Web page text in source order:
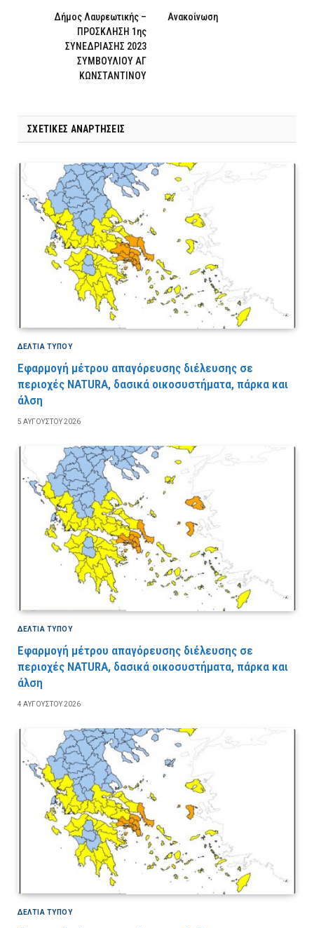
Δήμος Λαυρεωτικής –
ΠΡΟΣΚΛΗΣΗ 1ης
ΣΥΝΕΔΡΙΑΣΗΣ 2023
ΣΥΜΒΟΥΛΙΟΥ ΑΓ
ΚΩΝΣΤΑΝΤΙΝΟΥ
Ανακοίνωση
ΣΧΕΤΙΚΈΣ ΑΝΑΡΤΉΣΕΙΣ
ΔΕΛΤΙΑ ΤΥΠΟΥ
Εφαρμογή μέτρου απαγόρευσης διέλευσης σε
περιοχές NATURA, δασικά οικοσυστήματα, πάρκα και
άλση
5 ΑΥΓΟΎΣΤΟΥ 2026
ΔΕΛΤΙΑ ΤΥΠΟΥ
Εφαρμογή μέτρου απαγόρευσης διέλευσης σε
περιοχές NATURA, δασικά οικοσυστήματα, πάρκα και
άλση
4 ΑΥΓΟΎΣΤΟΥ 2026
ΔΕΛΤΙΑ ΤΥΠΟΥ